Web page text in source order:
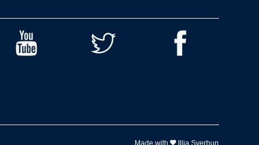
Made with Illia Sverhun